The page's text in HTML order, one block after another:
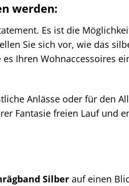
werden:
Es ist die
Sie sich vor, wie das
Ihren Wohnaccessoires
Anlässe oder für den
Fantasie freien Lauf und
Silber auf einen